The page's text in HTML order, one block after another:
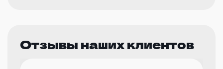
Отзывы наших клиентов